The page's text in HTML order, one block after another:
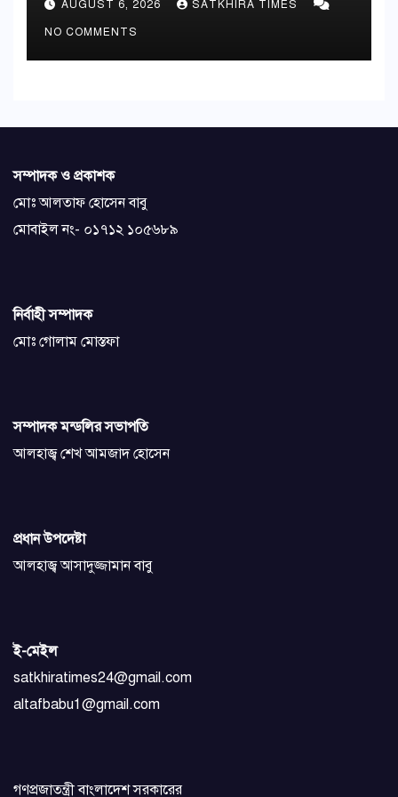
AUGUST 6, 2026 SATKHIRA TIMES
NO COMMENTS
সম্পাদক ও প্রকাশক
মোঃ আলতাফ হোসেন বাবু
মোবাইল নং- ০১৭১২ ১০৫৬৮৯
নির্বাহী সম্পাদক
মোঃ গোলাম মোস্তফা
সম্পাদক মন্ডলির সভাপতি
আলহাজ্ব শেখ আমজাদ হোসেন
প্রধান উপদেষ্টা
আলহাজ্ব আসাদুজ্জামান বাবু
ই-মেইল
satkhiratimes24@gmail.com
altafbabu1@gmail.com
গণপ্রজাতন্ত্রী বাংলাদেশ সরকারের